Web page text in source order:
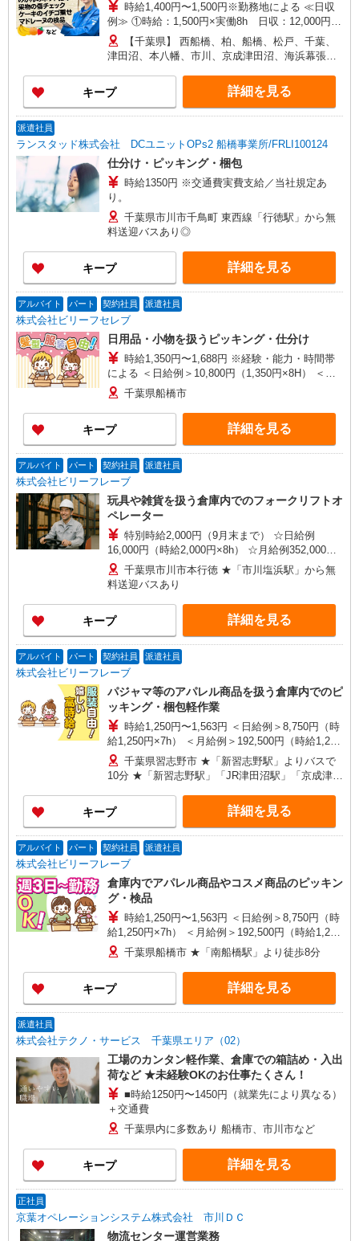
時給1,400円〜1,500円※勤務地による ≪日収
例≫ ①時給：1,500円×実働8h 日収：12,000円
②時給：1,450円×実働8h+期間限定特別手当：400
円 日収：12,000円 ③時給：1,400円×実働8h+期
間限定特別手当：800円 日収：12,000円 ◎日払
い・週払い選択可能（日払いは手数料なし） ◎残
業手当、リーダー手当、深夜手当あり！
【千葉県】 西船橋、柏、船橋、松戸、千葉、
津田沼、本八幡、市川、京成津田沼、海浜幕張、
沼、南柏、行徳、馬橋、他 他にも一都三県各地に
あり。ご希望をお聞かせください。 ☆送迎バス有
／バイク・自転車通勤OKなどの勤務地もアリ
キープ 詳細を見る
派遣社員
ランスタッド株式会社 DCユニットOPs2 船橋事業所/FRLI100124
仕分け・ピッキング・梱包
時給1350円 ※交通費実費支給／当社規定あ
り。
千葉県市川市千鳥町 東西線「行徳駅」から無
料送迎バスあり◎
キープ 詳細を見る
アルバイト パート 契約社員 派遣社員
株式会社ビリーフセレブ
日用品・小物を扱うピッキング・仕分け
時給1,350円〜1,688円 ※経験・能力・時間帯
による ＜日給例＞10,800円（1,350円×8H） ＜月
給例＞237,600円（1,350円×8H×22日）
千葉県船橋市
キープ 詳細を見る
アルバイト パート 契約社員 派遣社員
株式会社ビリーフレーブ
玩具や雑貨を扱う倉庫内でのフォークリフトオ
ペレーター
特別時給2,000円（9月末まで） ☆日給例
16,000円（時給2,000円×8h） ☆月給例352,000円
（時給2,000円×8h×22日） 時給1,700円〜2,125円
（通常時給） ※経験・能力等による
千葉県市川市本行徳 ★「市川塩浜駅」から無
料送迎バスあり
キープ 詳細を見る
アルバイト パート 契約社員 派遣社員
株式会社ビリーフレーブ
パジャマ等のアパレル商品を扱う倉庫内でのピ
ッキング・梱包軽作業
時給1,250円〜1,563円 ＜日給例＞8,750円（時
給1,250円×7h） ＜月給例＞192,500円（時給1,250
円×7h×22日） ※経験・能力による
千葉県習志野市 ★「新習志野駅」よりバスで
10分 ★「新習志野駅」「JR津田沼駅」「京成津田
キープ 詳細を見る
アルバイト パート 契約社員 派遣社員
株式会社ビリーフレーブ
倉庫内でアパレル商品やコスメ商品のピッキン
グ・検品
時給1,250円〜1,563円 ＜日給例＞8,750円（時
給1,250円×7h） ＜月給例＞192,500円（時給1,250
円×7h×22日） ※経験・能力による
千葉県船橋市 ★「南船橋駅」より徒歩8分
キープ 詳細を見る
派遣社員
株式会社テクノ・サービス 千葉県エリア（02）
工場のカンタン軽作業、倉庫での箱詰め・入出
荷など ★未経験OKのお仕事たくさん！
■時給1250円〜1450円（就業先により異なる）
＋交通費
千葉県内に多数あり 船橋市、市川市など
キープ 詳細を見る
正社員
京葉オペレーションシステム株式会社 市川ＤＣ
物流センター運営業務